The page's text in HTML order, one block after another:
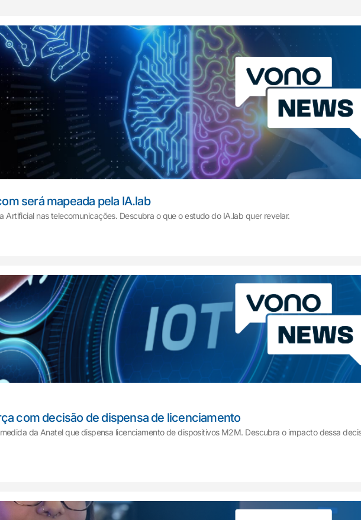
será mapeada pela IA.lab
Artificial nas telecomunicações. Descubra o que o estudo do IA.lab quer revelar.
com decisão de dispensa de licenciamento
da Anatel que dispensa licenciamento de dispositivos M2M. Descubra o impacto dessa